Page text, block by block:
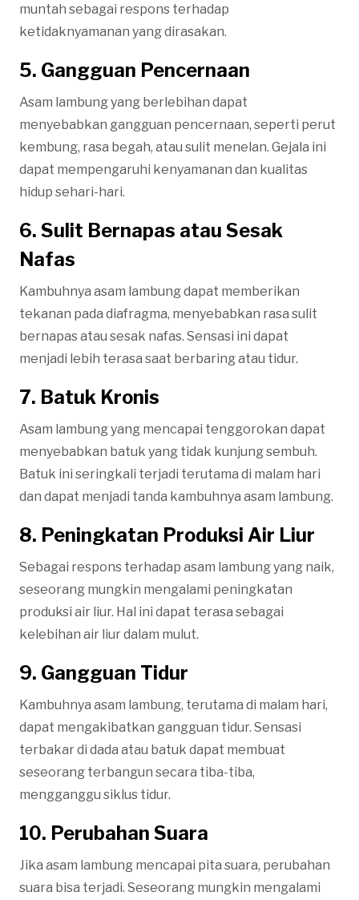
muntah sebagai respons terhadap
ketidaknyamanan yang dirasakan.
5. Gangguan Pencernaan
Asam lambung yang berlebihan dapat
menyebabkan gangguan pencernaan, seperti perut
kembung, rasa begah, atau sulit menelan. Gejala ini
dapat mempengaruhi kenyamanan dan kualitas
hidup sehari-hari.
6. Sulit Bernapas atau Sesak
Nafas
Kambuhnya asam lambung dapat memberikan
tekanan pada diafragma, menyebabkan rasa sulit
bernapas atau sesak nafas. Sensasi ini dapat
menjadi lebih terasa saat berbaring atau tidur.
7. Batuk Kronis
Asam lambung yang mencapai tenggorokan dapat
menyebabkan batuk yang tidak kunjung sembuh.
Batuk ini seringkali terjadi terutama di malam hari
dan dapat menjadi tanda kambuhnya asam lambung.
8. Peningkatan Produksi Air Liur
Sebagai respons terhadap asam lambung yang naik,
seseorang mungkin mengalami peningkatan
produksi air liur. Hal ini dapat terasa sebagai
kelebihan air liur dalam mulut.
9. Gangguan Tidur
Kambuhnya asam lambung, terutama di malam hari,
dapat mengakibatkan gangguan tidur. Sensasi
terbakar di dada atau batuk dapat membuat
seseorang terbangun secara tiba-tiba,
mengganggu siklus tidur.
10. Perubahan Suara
Jika asam lambung mencapai pita suara, perubahan
suara bisa terjadi. Seseorang mungkin mengalami